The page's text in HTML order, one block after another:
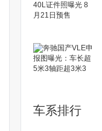
车系排行